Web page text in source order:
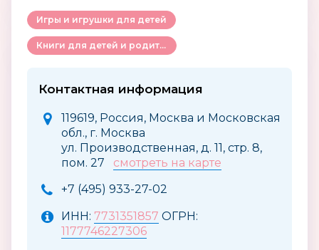
Игры и игрушки для детей
Книги для детей и родителей
Контактная информация
119619, Россия, Москва и Московская
обл., г. Москва
ул. Производственная, д. 11, стр. 8,
пом. 27 смотреть на карте
+7 (495) 933-27-02
ИНН: 7731351857 ОГРН:
1177746227306